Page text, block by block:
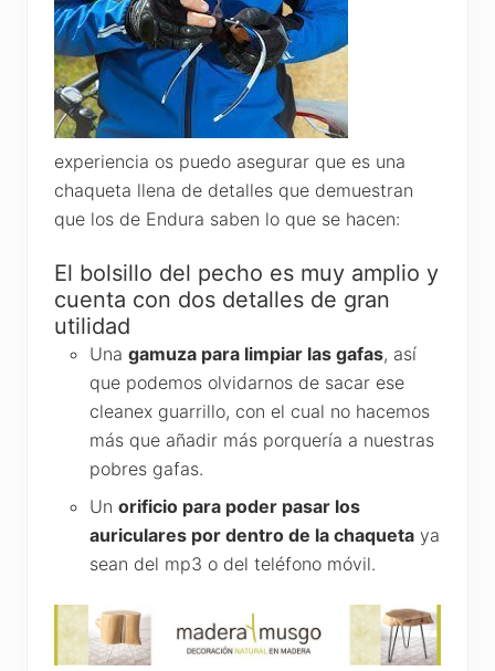
experiencia os puedo asegurar que es una
chaqueta llena de detalles que demuestran
que los de Endura saben lo que se hacen:
El bolsillo del pecho es muy amplio y
cuenta con dos detalles de gran
utilidad
Una gamuza para limpiar las gafas, así
que podemos olvidarnos de sacar ese
cleanex guarrillo, con el cual no hacemos
más que añadir más porquería a nuestras
pobres gafas.
Un orificio para poder pasar los
auriculares por dentro de la chaqueta ya
sean del mp3 o del teléfono móvil.